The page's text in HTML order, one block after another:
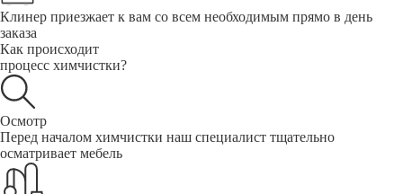
Клинер приезжает к вам со всем необходимым прямо в день
заказа
Как происходит
процесс химчистки?
Осмотр
Перед началом химчистки наш специалист тщательно
осматривает мебель